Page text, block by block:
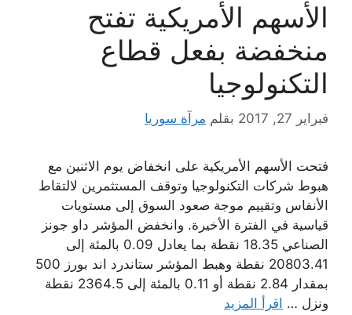
الأسهم الأمريكية تفتح
منخفضة بفعل قطاع
التكنولوجيا
فبراير 27, 2017 بقلم مرآة سوريا
فتحت الأسهم الأمريكية على انخفاض يوم الاثنين مع
هبوط شركات التكنولوجيا وتوقف المستثمرين لالتقاط
الأنفاس وتقييم موجة صعود السوق إلى مستويات
قياسية في الفترة الأخيرة. وانخفض المؤشر داو جونز
الصناعي 18.35 نقطة بما يعادل 0.09 بالمئة إلى
20803.41 نقطة وهبط المؤشر ستاندرد اند بورز 500
بمقدار 2.84 نقطة أو 0.11 بالمئة إلى 2364.5 نقطة
ونزل … اقرأ المزيد